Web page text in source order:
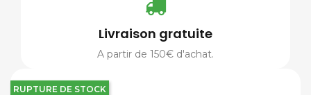
RUPTURE DE STOCK
Livraison gratuite
A partir de 150€ d'achat.